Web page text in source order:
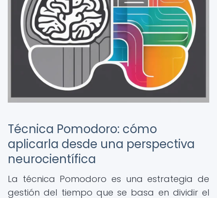
Técnica Pomodoro: cómo
aplicarla desde una perspectiva
neurocientífica
La técnica Pomodoro es una estrategia de
gestión del tiempo que se basa en dividir el